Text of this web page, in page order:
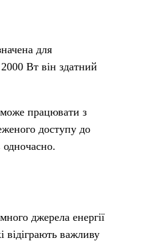
для
Вт він здатний
може працювати з
доступу до
одночасно.
джерела енергії
відіграють важливу